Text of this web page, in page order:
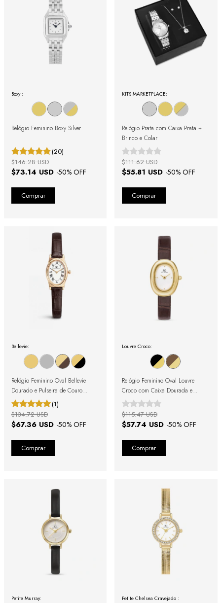
Boxy :
Relógio Feminino Boxy Silver
(20)
$73.14 USD -50% OFF
$146.28 USD
KITS MARKETPLACE:
Relógio Prata com Caixa Prata +
Brinco e Colar
$55.81 USD -50% OFF
$111.62 USD
Bellevie:
Relógio Feminino Oval Bellevie
Dourado e Pulseira de Couro
Marrom
(1)
$67.36 USD -50% OFF
$134.72 USD
Louvre Croco:
Relógio Feminino Oval Louvre
Croco com Caixa Dourada e
Pulseira Marrom
$57.74 USD -50% OFF
$115.47 USD
Petite Murray: Petite Chelsea Cravejado :